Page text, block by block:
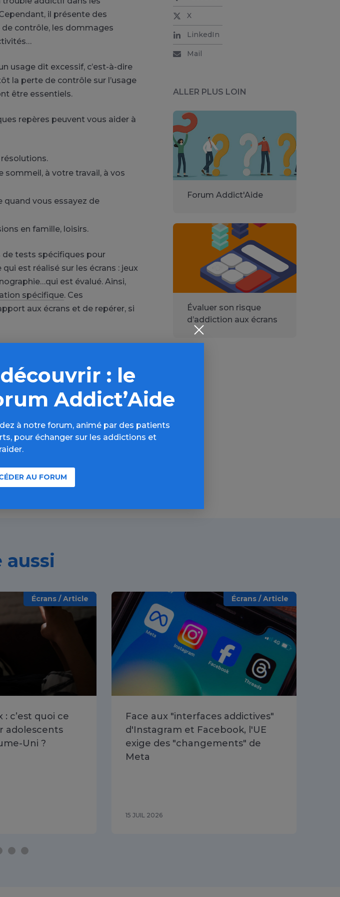
il présente des
contrôle, les dommages
usage dit excessif, c’est-à-dire
la perte de contrôle sur l’usage
être essentiels.
repères peuvent vous aider à
sommeil, à votre travail, à vos
quand vous essayez de
en famille, loisirs.
de tests spécifiques pour
qui est réalisé sur les écrans : jeux
est évalué. Ainsi,
spécifique. Ces
aux écrans et de repérer, si
X
LinkedIn
Mail
ALLER PLUS LOIN
Forum Addict'Aide
Évaluer son risque
d’addiction aux écrans
FAQ,
aussi
Écrans / Article
: c’est quoi ce
adolescents
Uni ?
Écrans / Article
Face aux "interfaces addictives"
d'Instagram et Facebook, l'UE
exige des "changements" de
Meta
15 JUIL 2026
: le
Addict’Aide
à notre forum, animé par des patients
pour échanger sur les addictions et
AU FORUM